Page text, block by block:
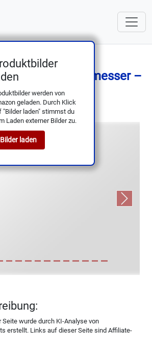
werden von
geladen. Durch Klick
"Bilder laden" stimmst du
Laden externer Bilder zu.
Bilder laden
30 cm Schinkenmesser –
langlebig
Next
wurde durch KI-Analyse von
erstellt. Links auf dieser Seite sind Affiliate-